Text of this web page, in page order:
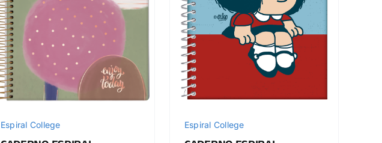
Espiral College Espiral College